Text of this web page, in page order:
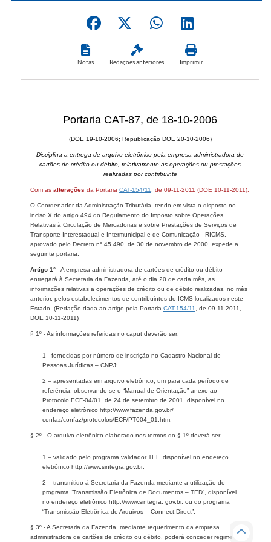
Notas Redações anteriores Imprimir
Portaria CAT-87, de 18-10-2006
(DOE 19-10-2006; Republicação DOE 20-10-2006)
Disciplina a entrega de arquivo eletrônico pela empresa administradora de
cartões de crédito ou débito, relativamente às operações ou prestações
realizadas por contribuinte
Com as alterações da Portaria CAT-154/11 , de 09-11-2011 (DOE 10-11-2011).
O Coordenador da Administração Tributária, tendo em vista o disposto no
inciso X do artigo 494 do Regulamento do Imposto sobre Operações
Relativas à Circulação de Mercadorias e sobre Prestações de Serviços de
Transporte Interestadual e Intermunicipal e de Comunicação - RICMS,
aprovado pelo Decreto n° 45.490, de 30 de novembro de 2000, expede a
seguinte portaria:
Artigo 1° - A empresa administradora de cartões de crédito ou débito
entregará à Secretaria da Fazenda, até o dia 20 de cada mês, as
informações relativas a operações de crédito ou de débito realizadas, no mês
anterior, pelos estabelecimentos de contribuintes do ICMS localizados neste
Estado. (Redação dada ao artigo pela Portaria CAT-154/11
, de 09-11-2011,
DOE 10-11-2011)
§ 1º - As informações referidas no caput deverão ser:
1 - fornecidas por número de inscrição no Cadastro Nacional de
Pessoas Jurídicas – CNPJ;
2 – apresentadas em arquivo eletrônico, um para cada período de
referência, observando-se o “Manual de Orientação” anexo ao
Protocolo ECF-04/01, de 24 de setembro de 2001, disponível no
endereço eletrônico http://www.fazenda.gov.br/
confaz/confaz/protocolos/ECF/PT004_01.htm.
§ 2º - O arquivo eletrônico elaborado nos termos do § 1º deverá ser:
1 – validado pelo programa validador TEF, disponível no endereço
eletrônico http://www.sintegra.gov.br;
2 – transmitido à Secretaria da Fazenda mediante a utilização do
programa “Transmissão Eletrônica de Documentos – TED”, disponível
no endereço eletrônico http://www.sintegra. gov.br, ou do programa
“Transmissão Eletrônica de Arquivos – Connect:Direct”.
§ 3º - A Secretaria da Fazenda, mediante requerimento da empresa
administradora de cartões de crédito ou débito, poderá conceder regime